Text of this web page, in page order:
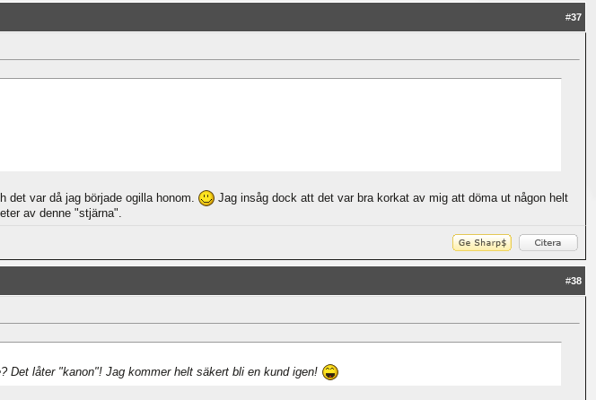
#37
var då jag började ogilla honom.
Jag insåg dock att det var bra korkat av mig att döma ut någon helt
av denne "stjärna".
#38
Det låter "kanon"! Jag kommer helt säkert bli en kund igen!